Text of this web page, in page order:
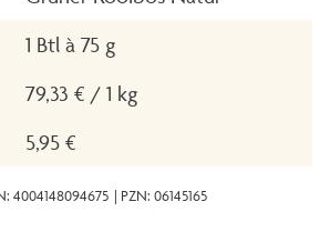
1 Btl à 75 g
79,33 € / 1 kg
5,95 €
4004148094675 | PZN: 06145165